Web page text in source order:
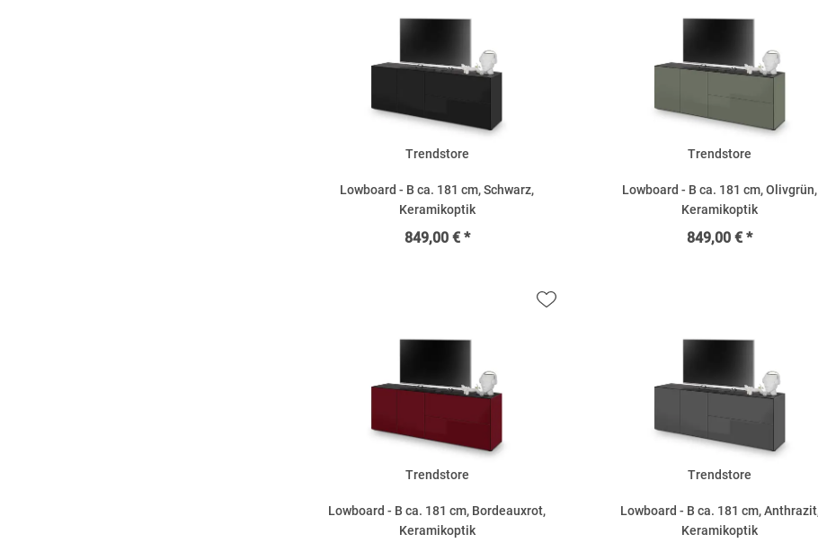
Trendstore
Lowboard - B ca. 181 cm, Schwarz,
Keramikoptik
849,00 € *
Trendstore
Lowboard - B ca. 181 cm, Olivgrün,
Keramikoptik
849,00 € *
Trendstore
Lowboard - B ca. 181 cm, Bordeauxrot,
Keramikoptik
Trendstore
Lowboard - B ca. 181 cm,
Keramikoptik